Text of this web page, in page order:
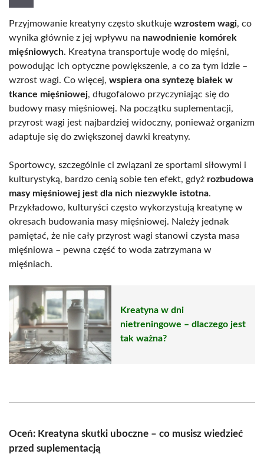
Przyjmowanie kreatyny często skutkuje wzrostem wagi, co
wynika głównie z jej wpływu na nawodnienie komórek
mięśniowych. Kreatyna transportuje wodę do mięśni,
powodując ich optyczne powiększenie, a co za tym idzie –
wzrost wagi. Co więcej, wspiera ona syntezę białek w
tkance mięśniowej, długofalowo przyczyniając się do
budowy masy mięśniowej. Na początku suplementacji,
przyrost wagi jest najbardziej widoczny, ponieważ organizm
adaptuje się do zwiększonej dawki kreatyny.
Sportowcy, szczególnie ci związani ze sportami siłowymi i
kulturystyką, bardzo cenią sobie ten efekt, gdyż rozbudowa
masy mięśniowej jest dla nich niezwykle istotna.
Przykładowo, kulturyści często wykorzystują kreatynę w
okresach budowania masy mięśniowej. Należy jednak
pamiętać, że nie cały przyrost wagi stanowi czysta masa
mięśniowa – pewna część to woda zatrzymana w
mięśniach.
Kreatyna w dni
nietreningowe – dlaczego jest
tak ważna?
Oceń: Kreatyna skutki uboczne – co musisz wiedzieć
przed suplementacją